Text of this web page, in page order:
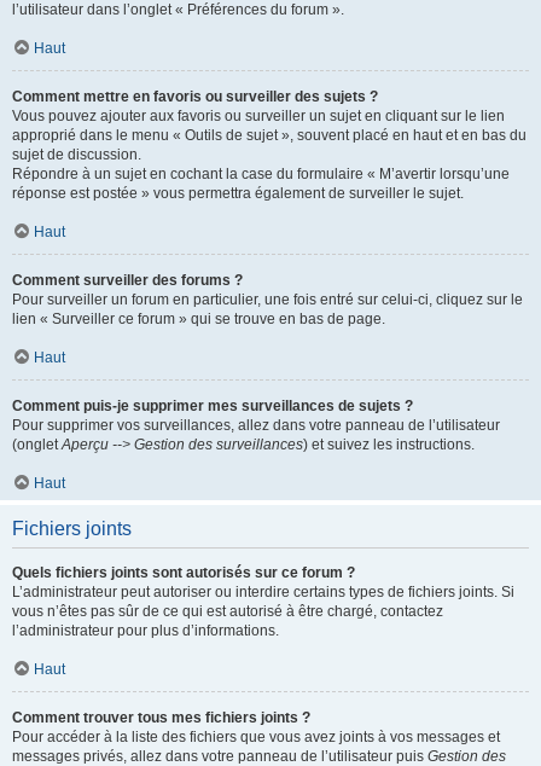
l’utilisateur dans l’onglet « Préférences du forum ».
Haut
Comment mettre en favoris ou surveiller des sujets ?
Vous pouvez ajouter aux favoris ou surveiller un sujet en cliquant sur le lien
approprié dans le menu « Outils de sujet », souvent placé en haut et en bas du
sujet de discussion.
Répondre à un sujet en cochant la case du formulaire « M’avertir lorsqu’une
réponse est postée » vous permettra également de surveiller le sujet.
Haut
Comment surveiller des forums ?
Pour surveiller un forum en particulier, une fois entré sur celui-ci, cliquez sur le
lien « Surveiller ce forum » qui se trouve en bas de page.
Haut
Comment puis-je supprimer mes surveillances de sujets ?
Pour supprimer vos surveillances, allez dans votre panneau de l’utilisateur
(ongletAperçu --> Gestion des surveillances) et suivez les instructions.
Haut
Fichiers joints
Quels fichiers joints sont autorisés sur ce forum ?
L’administrateur peut autoriser ou interdire certains types de fichiers joints. Si
vous n’êtes pas sûr de ce qui est autorisé à être chargé, contactez
l’administrateur pour plus d’informations.
Haut
Comment trouver tous mes fichiers joints ?
Pour accéder à la liste des fichiers que vous avez joints à vos messages et
messages privés, allez dans votre panneau de l’utilisateur puis Gestion des